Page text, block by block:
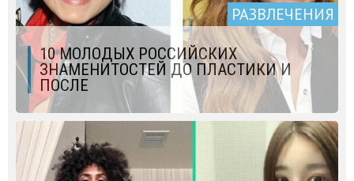
РАЗВЛЕЧЕНИЯ
10 МОЛОДЫХ РОССИЙСКИХ
ЗНАМЕНИТОСТЕЙ ДО ПЛАСТИКИ И
ПОСЛЕ